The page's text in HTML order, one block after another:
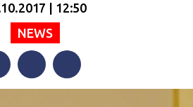
| 12:50
NEWS
TwitterTelegram